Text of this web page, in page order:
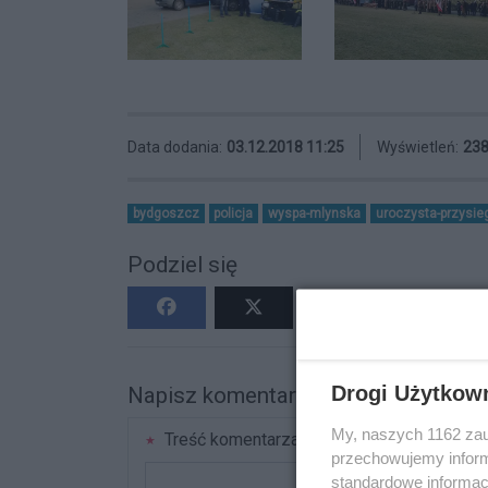
Data dodania: 03.12.2018 11:25 Wyświetleń:
bydgoszcz policja wyspa-mlynska uroczysta-
Podziel się
Napisz komentarz
Treść komentarza
Drogi
My, naszych 1162
przechowujemy
standardowe